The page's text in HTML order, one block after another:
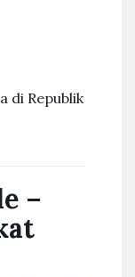
di Republik
–